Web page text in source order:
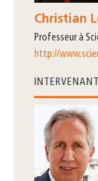
Christian
professeur à
http://